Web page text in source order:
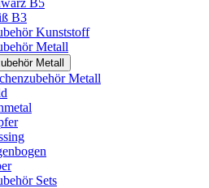
B5
B3
Kunststoff
Metall
Metall
Metall
Sets